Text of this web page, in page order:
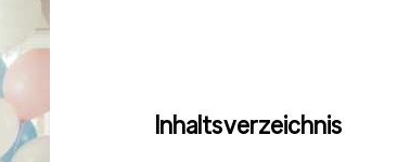
Inhaltsverzeichnis